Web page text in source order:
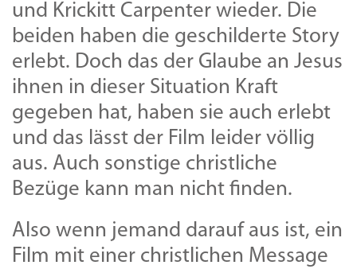
und Krickitt Carpenter wieder. Die
beiden haben die geschilderte Story
erlebt. Doch das der Glaube an Jesus
ihnen in dieser Situation Kraft
gegeben hat, haben sie auch erlebt
und das lässt der Film leider völlig
aus. Auch sonstige christliche
Bezüge kann man nicht finden.
Also wenn jemand darauf aus ist, ein
Film mit einer christlichen Message